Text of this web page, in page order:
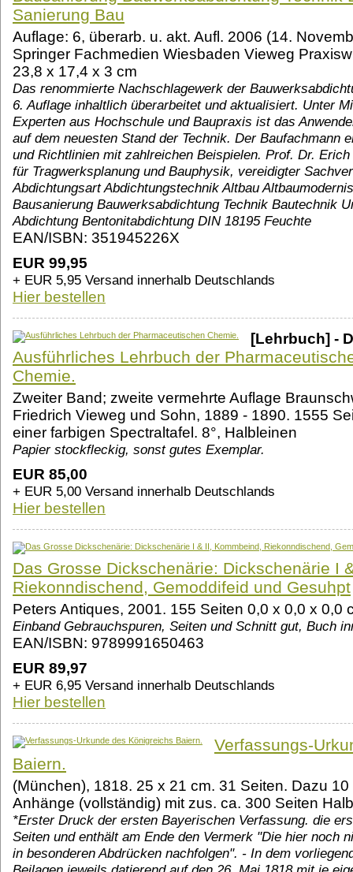
Sanierung Bau
Auflage: 6, überarb. u. akt. Aufl. 2006 (14.
Springer Fachmedien Wiesbaden Vieweg
23,8 x 17,4 x 3 cm
Das renommierte Nachschlagewerk der
6. Auflage inhaltlich überarbeitet und aktualisiert. Unter
Experten aus Hochschule und Baupraxis ist das
auf dem neuesten Stand der Technik. Der Baufachmann
und Richtlinien mit zahlreichen Beispielen. Prof. Dr.
für Tragwerksplanung und Bauphysik, vereidigter
Abdichtungsart Abdichtungstechnik Altbau
Bausanierung Bauwerksabdichtung Technik Bautechnik
Abdichtung Bentonitabdichtung DIN 18195 Feuchte
EAN/ISBN: 351945226X
EUR 99,95
+ EUR 5,95 Versand innerhalb Deutschlands
Hier bestellen
[Lehrbuch] -
Ausführliches Lehrbuch der
Chemie.
Zweiter Band; zweite vermehrte Auflage
Friedrich Vieweg und Sohn, 1889 - 1890. 1555
einer farbigen Spectraltafel. 8°, Halbleinen
Papier stockfleckig, sonst gutes Exemplar.
EUR 85,00
+ EUR 5,00 Versand innerhalb Deutschlands
Hier bestellen
Das Grosse Dickschenärie: Dickschenärie I
Riekonndischend, Gemoddifeid und Gesuhpt
Peters Antiques, 2001. 155 Seiten 0,0 x 0,0 x 0,0
Einband Gebrauchspuren, Seiten und Schnitt gut, Buch
EAN/ISBN: 9789991650463
EUR 89,97
+ EUR 6,95 Versand innerhalb Deutschlands
Hier bestellen
Verfassungs-
Baiern.
(München), 1818. 25 x 21 cm. 31 Seiten. Dazu
Anhänge (vollständig) mit zus. ca. 300 Seiten
*Erster Druck der ersten Bayerischen Verfassung. die
Seiten und enthält am Ende den Vermerk "Die hier noch
in besonderen Abdrücken nachfolgen". - In dem